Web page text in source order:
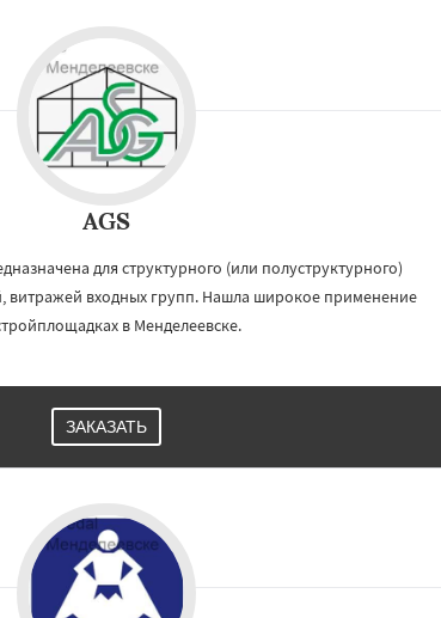
AGS
для структурного (или полуструктурного)
витражей входных групп. Нашла широкое применение
в Менделеевске.
ЗАКАЗАТЬ